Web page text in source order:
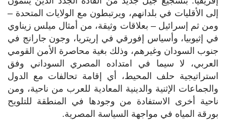
إلى الأقليات في بلدانهم، ويرتبطون مع الولايات المتحدة –
ومن ثم إسرائيل – بعلاقات وثيقة، من أمثال ميلس زيناوي
في إثيوبيا، وأسياس إفورقي في إريتريا، وجون جارانج في
جنوب السودان وغيرهم، وذلك بغية محاصرة الأمن القومي
العربي، لا سيما في امتداده المصري السوداني وفق
استراتيجية حلف المحيط، أي إقامة تحالفات مع الدول
والجماعات الإثنية والدينية المعادية للعرب من ناحية، ومن
ناحية أخرى الاستفادة من وجودها في المنطقة للتلويح
بورقة المياه في مواجهة السياسة المصرية.